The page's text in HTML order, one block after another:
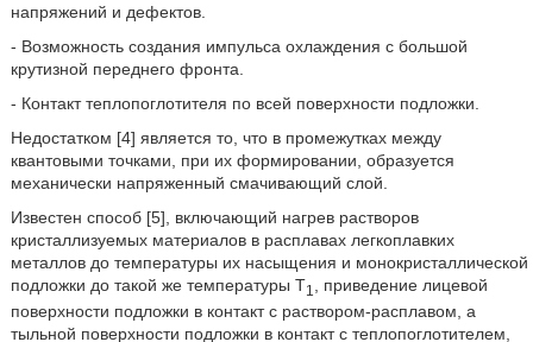
напряжений и дефектов.
- Возможность создания импульса охлаждения с большой
крутизной переднего фронта.
- Контакт теплопоглотителя по всей поверхности подложки.
Недостатком [4] является то, что в промежутках между
квантовыми точками, при их формировании, образуется
механически напряженный смачивающий слой.
Известен способ [5], включающий нагрев растворов
кристаллизуемых материалов в расплавах легкоплавких
металлов до температуры их насыщения и монокристаллической
подложки до такой же температуры T1
, приведение лицевой
поверхности подложки в контакт с раствором-расплавом, а
тыльной поверхности подложки в контакт с теплопоглотителем,